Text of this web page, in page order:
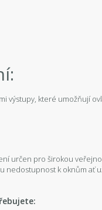
výstupy, které umožňují
určen pro širokou
nedostupnost k oknům ať